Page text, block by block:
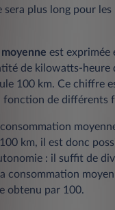
sera plus long pour les
moyenne est exprimée
de kilowatts-heure
100 km. Ce chiffre
fonction de différents
km, il est donc
: il suffit de
consommation
obtenu par 100.